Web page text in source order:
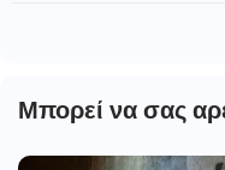
Μπορεί να σας